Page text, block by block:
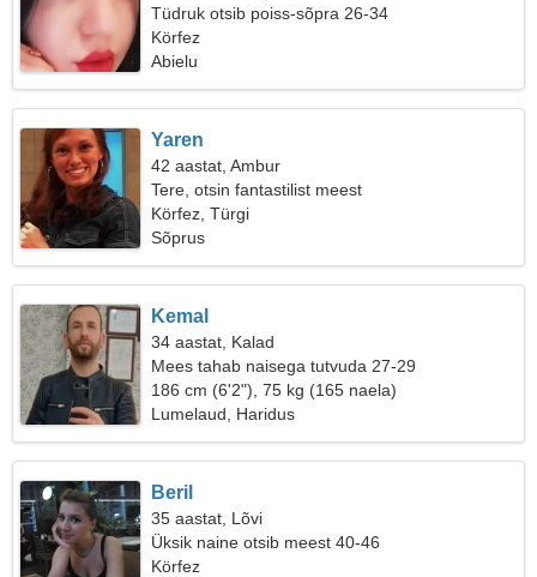
Tüdruk otsib poiss-sõpra 26-34
Körfez
Abielu
Yaren
42 aastat, Ambur
Tere, otsin fantastilist meest
Körfez, Türgi
Sõprus
Kemal
34 aastat, Kalad
Mees tahab naisega tutvuda 27-29
186 cm (6'2"), 75 kg (165 naela)
Lumelaud, Haridus
Beril
35 aastat, Lõvi
Üksik naine otsib meest 40-46
Körfez